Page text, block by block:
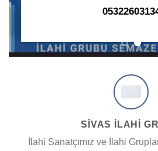
SİVAS İLAHİ
İlahi Sanatçımız ve İlahi